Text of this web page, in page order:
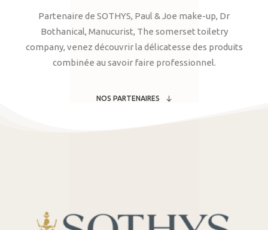
Partenaire de SOTHYS, Paul & Joe make-up, Dr
Bothanical, Manucurist, The somerset toiletry
company, venez découvrir la délicatesse des produits
combinée au savoir faire professionnel.
NOS PARTENAIRES